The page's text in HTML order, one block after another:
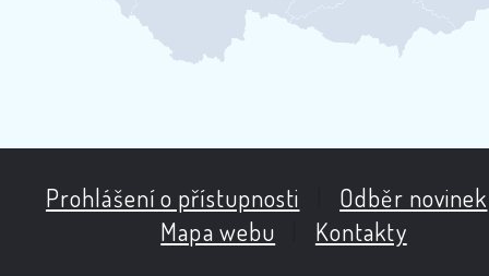
Prohlášení o přístupnosti Odběr novinek
Mapa webu
Kontakty